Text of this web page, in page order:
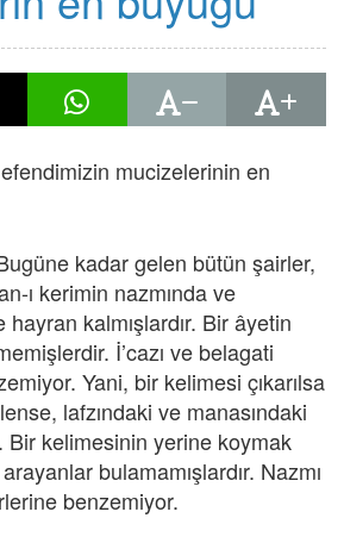
mucizelerinin en
kadar gelen bütün şairler,
ı kerimin nazmında ve
hayran kalmışlardır. Bir âyetin
İ’cazı ve belagati
Yani, bir kelimesi çıkarılsa
lafzındaki ve manasındaki
Bir kelimesinin yerine koymak
bulamamışlardır. Nazmı
benzemiyor.